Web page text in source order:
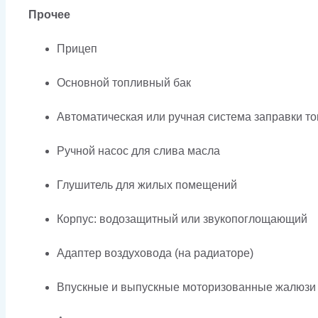
Прочее
Прицеп
Основной топливный бак
Автоматическая или ручная система заправки
Ручной насос для слива масла
Глушитель для жилых помещений
Корпус: водозащитный или звукопоглощающий
Адаптер воздуховода (на радиаторе)
Впускные и выпускные моторизованные жалюзи